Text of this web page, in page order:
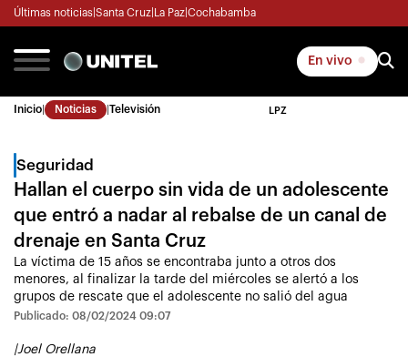
Últimas noticias Santa Cruz La Paz Cochabamba
En vivo
Inicio Noticias Televisión LPZ
Seguridad
Hallan el cuerpo sin vida de un adolescente
que entró a nadar al rebalse de un canal de
drenaje en Santa Cruz
La víctima de 15 años se encontraba junto a otros dos
menores, al finalizar la tarde del miércoles se alertó a los
grupos de rescate que el adolescente no salió del agua
Publicado: 08/02/2024 09:07
|Joel Orellana